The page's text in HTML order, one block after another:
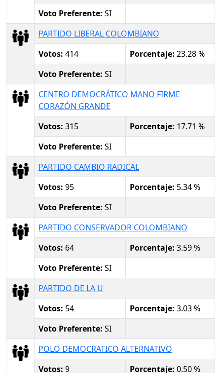
Voto Preferente: SI
PARTIDO LIBERAL COLOMBIANO
Votos: 414 Porcentaje: 23.28 %
Voto Preferente: SI
CENTRO DEMOCRÁTICO MANO FIRME
CORAZÓN GRANDE
Votos: 315 Porcentaje: 17.71 %
Voto Preferente: SI
PARTIDO CAMBIO RADICAL
Votos: 95 Porcentaje: 5.34 %
Voto Preferente: SI
PARTIDO CONSERVADOR COLOMBIANO
Votos: 64 Porcentaje: 3.59 %
Voto Preferente: SI
PARTIDO DE LA U
Votos: 54 Porcentaje: 3.03 %
Voto Preferente: SI
POLO DEMOCRATICO ALTERNATIVO
Votos: 9 Porcentaje: 0.50 %